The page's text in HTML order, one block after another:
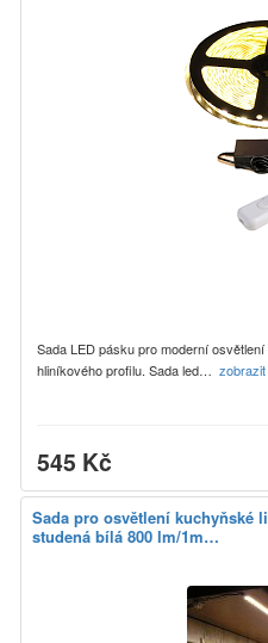
Sada LED pásku pro moderní
hliníkového profilu. Sada led… zobrazit
545 Kč
Sada pro osvětlení kuchyňské
studená bílá 800 lm/1m…